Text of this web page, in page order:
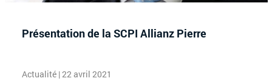
Présentation de la SCPI Allianz Pierre
Actualité | 22 avril 2021